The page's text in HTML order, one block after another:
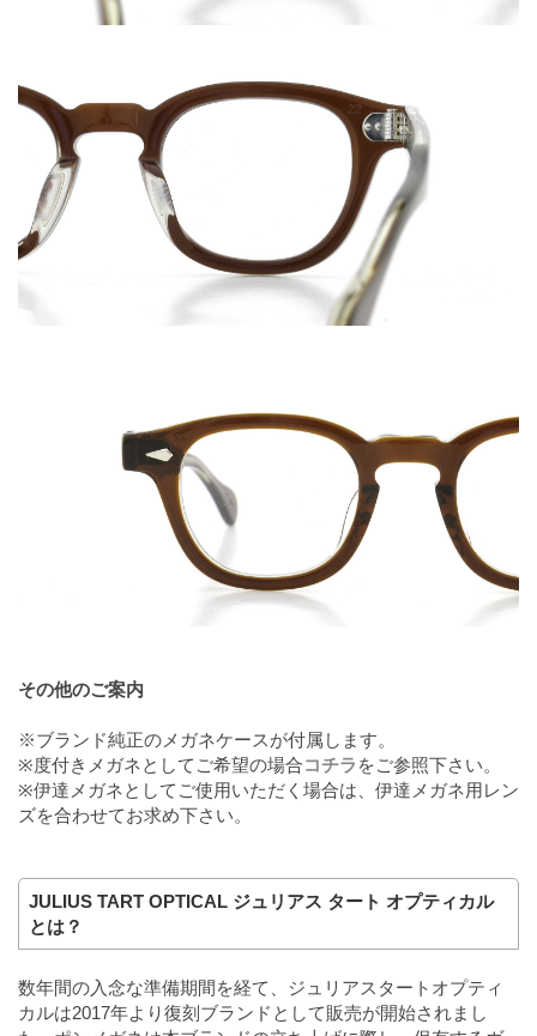
その他のご案内
※ブランド純正のメガネケースが付属します。
※度付きメガネとしてご希望の場合コチラ をご参照下さい。
※伊達メガネとしてご使用いただく場合は、伊達メガネ用レン
ズを合わせてお求め下さい。
JULIUS TART OPTICAL ジュリアス タート オプティカル
とは？
数年間の入念な準備期間を経て、ジュリアスタートオプティ
カルは2017年より復刻ブランドとして販売が開始されまし